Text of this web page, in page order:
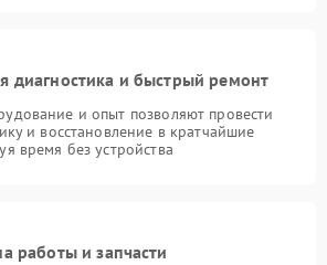
диагностика и быстрый ремонт
и опыт позволяют провести
и восстановление в кратчайшие
время без устройства
работы и запчасти